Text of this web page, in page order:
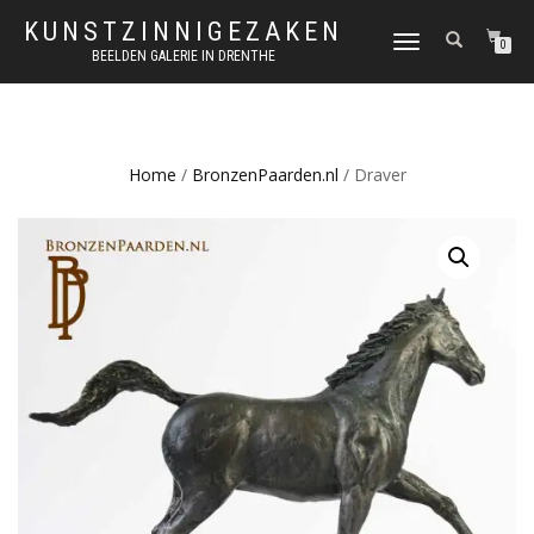
KUNSTZINNIGEZAKEN
BEELDEN GALERIE IN DRENTHE
SCHAKEL
MENU
0
Home / BronzenPaarden.nl / Draver